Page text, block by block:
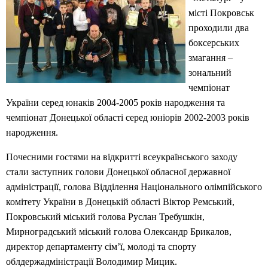
місті Покровськ
проходили два
боксерських
змагання –
зональний
чемпіонат
України серед юнаків 2004-2005 років народження та
чемпіонат Донецької області серед юніорів 2002-2003 років
народження.
Почесними гостями на відкритті всеукраїнського заходу
стали заступник голови Донецької обласної державної
адміністрації, голова Відділення Національного олімпійського
комітету України в Донецькій області Віктор Ремський,
Покровський міський голова Руслан Требушкін,
Мирноградський міський голова Олександр Брикалов,
директор департаменту сім’ї, молоді та спорту
облдержадміністрації Володимир Мицик.